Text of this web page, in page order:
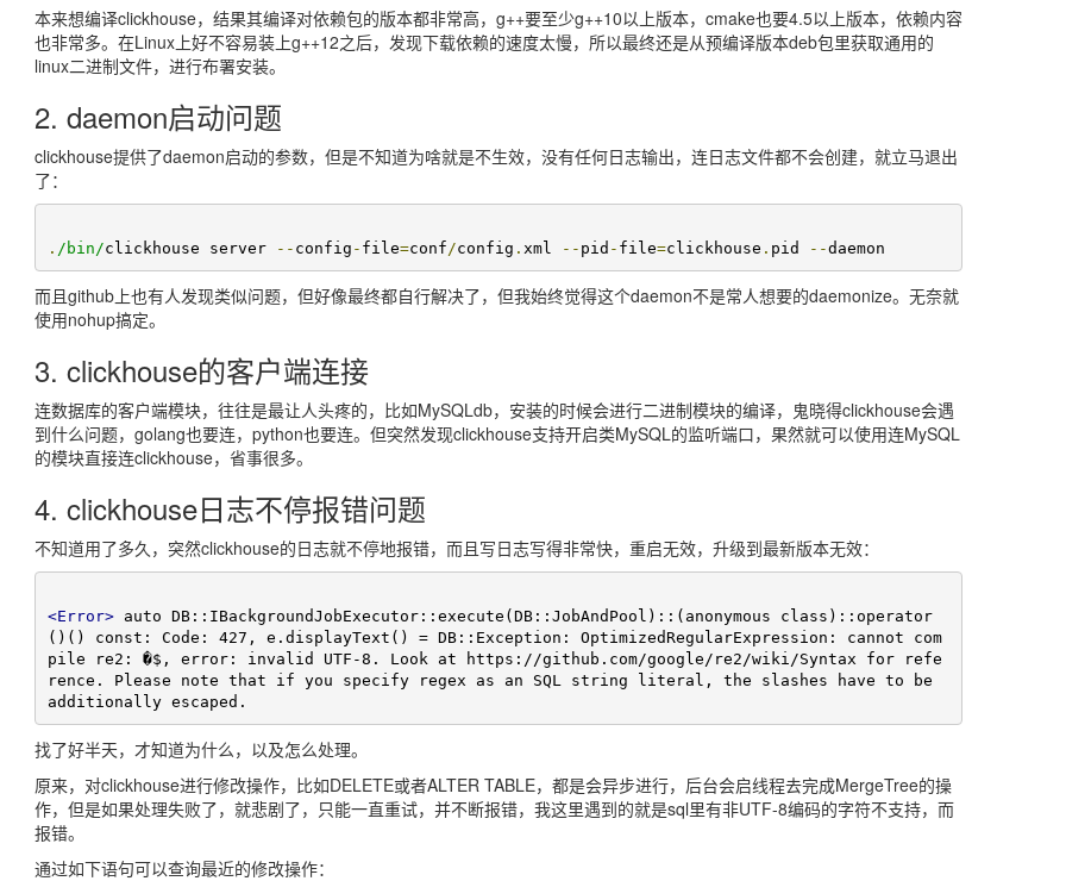
本来想编译clickhouse，结果其编译对依赖包的版本都非常高，g++要至少g++10以上版本，cmake也要4.5以上版本，依赖内容
也非常多。在Linux上好不容易装上g++12之后，发现下载依赖的速度太慢，所以最终还是从预编译版本deb包里获取通用的
linux二进制文件，进行布署安装。
2. daemon启动问题
clickhouse提供了daemon启动的参数，但是不知道为啥就是不生效，没有任何日志输出，连日志文件都不会创建，就立马退出
了：
. /bin/clickhouse server -- config - file=conf /config . xml -- pid - file=clickhouse . pid --daemon
而且github上也有人发现类似问题，但好像最终都自行解决了，但我始终觉得这个daemon不是常人想要的daemonize。无奈就
使用nohup搞定。
3. clickhouse的客户端连接
连数据库的客户端模块，往往是最让人头疼的，比如MySQLdb，安装的时候会进行二进制模块的编译，鬼晓得clickhouse会遇
到什么问题，golang也要连，python也要连。但突然发现clickhouse支持开启类MySQL的监听端口，果然就可以使用连MySQL
的模块直接连clickhouse，省事很多。
4. clickhouse日志不停报错问题
不知道用了多久，突然clickhouse的日志就不停地报错，而且写日志写得非常快，重启无效，升级到最新版本无效：
<Error> auto DB::IBackgroundJobExecutor::execute(DB::JobAndPool)::(anonymous class)::operator
()() const: Code: 427, e.displayText() = DB::Exception: OptimizedRegularExpression: cannot com
pile re2: �$, error: invalid UTF-8. Look at https://github.com/google/re2/wiki/Syntax for refe
rence. Please note that if you specify regex as an SQL string literal, the slashes have to be
additionally escaped.
找了好半天，才知道为什么，以及怎么处理。
原来，对clickhouse进行修改操作，比如DELETE或者ALTER TABLE，都是会异步进行，后台会启线程去完成MergeTree的操
作，但是如果处理失败了，就悲剧了，只能一直重试，并不断报错，我这里遇到的就是sql里有非UTF-8编码的字符不支持，而
报错。
通过如下语句可以查询最近的修改操作：